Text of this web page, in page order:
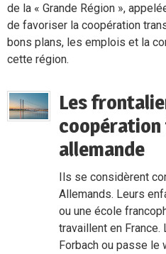
de la « Grande Région »,
de favoriser la coopération
bons plans, les emplois et la
cette région.
Les
allemande
Ils se considèrent
Allemands. Leurs
ou une école
travaillent en
Forbach ou passe le